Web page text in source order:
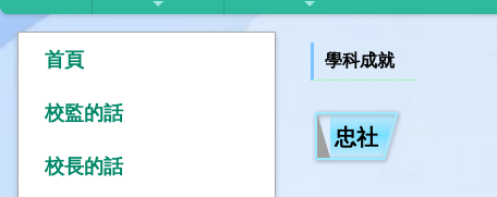
首頁
校監的話
校長的話
學科成就
忠社